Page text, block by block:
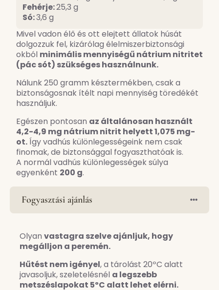
Fehérje:25,3 g
Só:3,6 g
Mivel vadon élő és ott elejtett állatok húsát
dolgozzuk fel, kizárólag élelmiszerbiztonsági
okból minimális mennyiségű nátrium nitritet
(pác sót) szükséges használnunk.
Nálunk 250 gramm késztermékben, csak a
biztonságosnak ítélt napi mennyiség töredékét
használjuk.
Egészen pontosan az általánosan használt
4,2-4,9 mg nátrium nitrit helyett 1,075 mg-
ot.Így vadhús különlegességeink nem csak
finomak, de biztonsággal fogyaszthatóak is.
A normál vadhús különlegességek súlya
egyenként 200 g.
Fogyasztási ajánlás
Olyan vastagra szelve ajánljuk, hogy
megálljon a peremén.
Hűtést nem igényel, a tárolást 20ºC alatt
javasoljuk, szeletelésnél a legszebb
metszéslapokat 5ºC alatt lehet elérni.